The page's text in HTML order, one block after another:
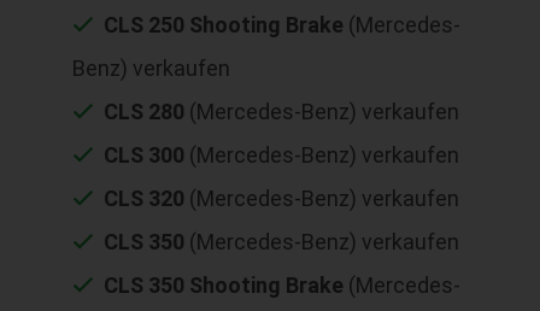
CLS 250 Shooting Brake (Mercedes-
Benz) verkaufen
CLS 280 (Mercedes-Benz) verkaufen
CLS 300 (Mercedes-Benz) verkaufen
CLS 320 (Mercedes-Benz) verkaufen
CLS 350 (Mercedes-Benz) verkaufen
CLS 350 Shooting Brake (Mercedes-